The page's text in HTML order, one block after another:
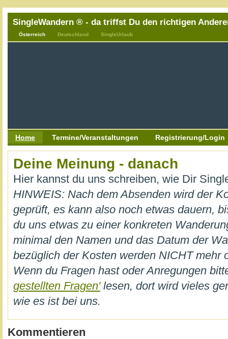
SingleWandern ® - da triffst Du den richtigen
Österreich Deutschland SingleUrlaub
Home Termine/Veranstaltungen Registrierung/Login
Deine Meinung - danach
Hier kannst du uns schreiben, wie Dir
HINWEIS: Nach dem Absenden wird der
geprüft, es kann also noch etwas dauern,
du uns etwas zu einer konkreten
minimal den Namen und das Datum der
bezüglich der Kosten werden NICHT mehr
Wenn du Fragen hast oder Anregungen
gestellten Fragen'lesen, dort wird vieles
wie es ist bei uns.
Kommentieren